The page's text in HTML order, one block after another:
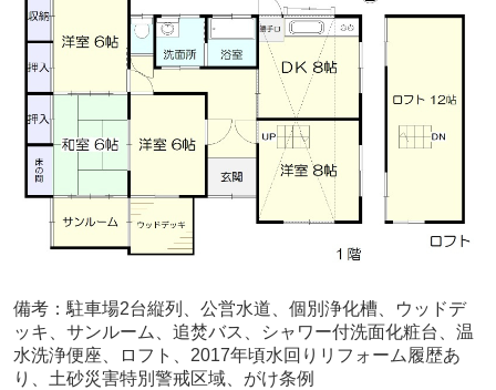
備考： 駐車場2台縦列、公営水道、個別浄化槽、ウッドデ
ッキ、サンルーム、追焚バス、シャワー付洗面化粧台、温
水洗浄便座、ロフト、2017年頃水回りリフォーム履歴あ
り、土砂災害特別警戒区域、がけ条例